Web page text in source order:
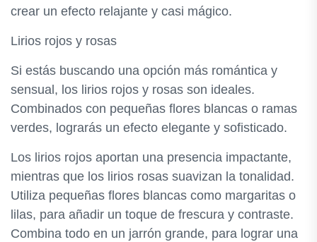
crear un efecto relajante y casi mágico.
Lirios rojos y rosas
Si estás buscando una opción más romántica y
sensual, los lirios rojos y rosas son ideales.
Combinados con pequeñas flores blancas o ramas
verdes, lograrás un efecto elegante y sofisticado.
Los lirios rojos aportan una presencia impactante,
mientras que los lirios rosas suavizan la tonalidad.
Utiliza pequeñas flores blancas como margaritas o
lilas, para añadir un toque de frescura y contraste.
Combina todo en un jarrón grande, para lograr una